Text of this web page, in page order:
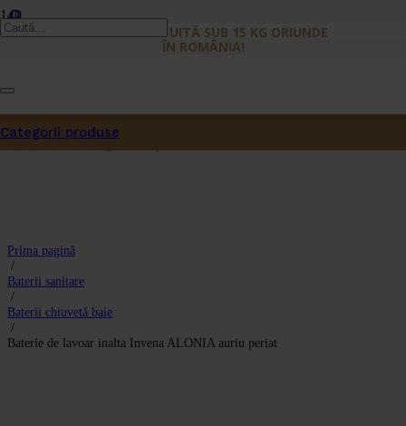
LIVRARE GRATUITĂ SUB 15 KG ORIUNDE
ÎN ROMÂNIA!
Produsa fost adăugat în coș.
Categorii produse
Prima pagină
/
Baterii sanitare
/
Baterii chiuvetă baie
/
Baterie de lavoar inalta Invena ALONIA auriu periat